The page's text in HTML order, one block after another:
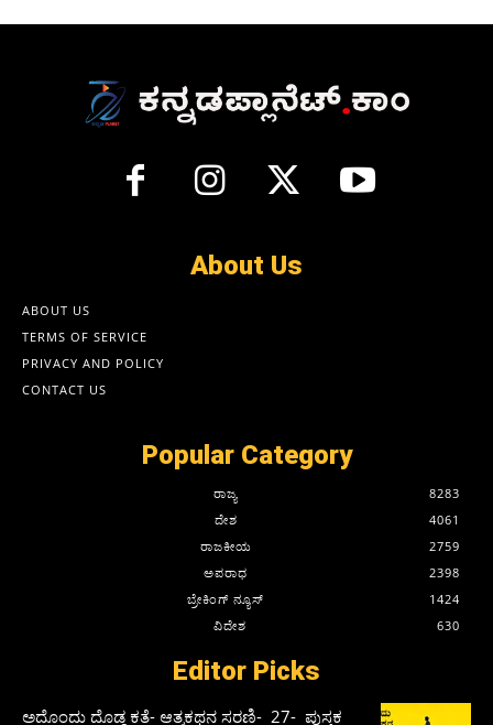
About Us
ABOUT US
TERMS OF SERVICE
PRIVACY AND POLICY
CONTACT US
Popular Category
ರಾಜ್ಯ
8283
ದೇಶ
4061
ರಾಜಕೀಯ
2759
ಅಪರಾಧ
2398
ಬ್ರೇಕಿಂಗ್ ನ್ಯೂಸ್
1424
ವಿದೇಶ
630
Editor Picks
ಅದೊಂದು ದೊಡ್ಡ ಕತೆ- ಆತ್ಮಕಥನ ಸರಣಿ- 27- ಪುಸ್ತಕ